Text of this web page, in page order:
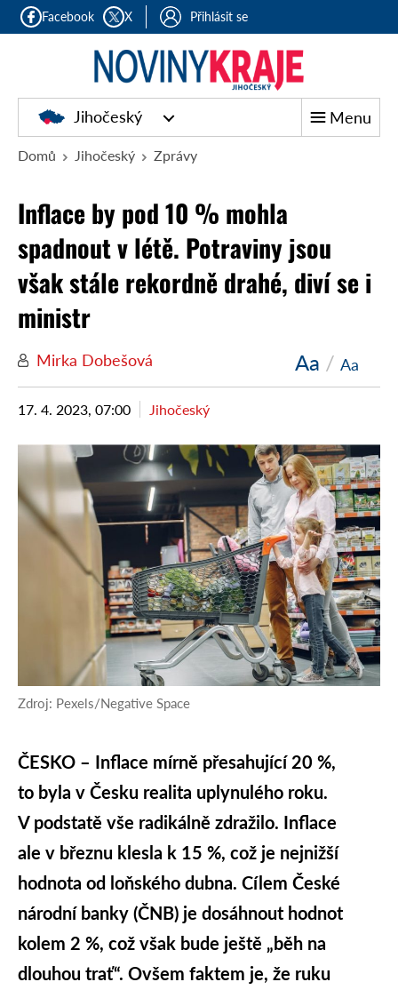
Facebook X Přihlásit se
Jihočeský Menu
Domů Jihočeský Zprávy
Inflace by pod 10 % mohla
spadnout v létě. Potraviny jsou
však stále rekordně drahé, diví se i
ministr
Mirka Dobešová Aa / Aa
17. 4. 2023, 07:00 Jihočeský
Zdroj: Pexels/Negative Space
ČESKO – Inflace mírně přesahující 20 %,
to byla v Česku realita uplynulého roku.
V podstatě vše radikálně zdražilo. Inflace
ale v březnu klesla k 15 %, což je nejnižší
hodnota od loňského dubna. Cílem České
národní banky (ČNB) je dosáhnout hodnot
kolem 2 %, což však bude ještě „běh na
dlouhou trať“. Ovšem faktem je, že ruku